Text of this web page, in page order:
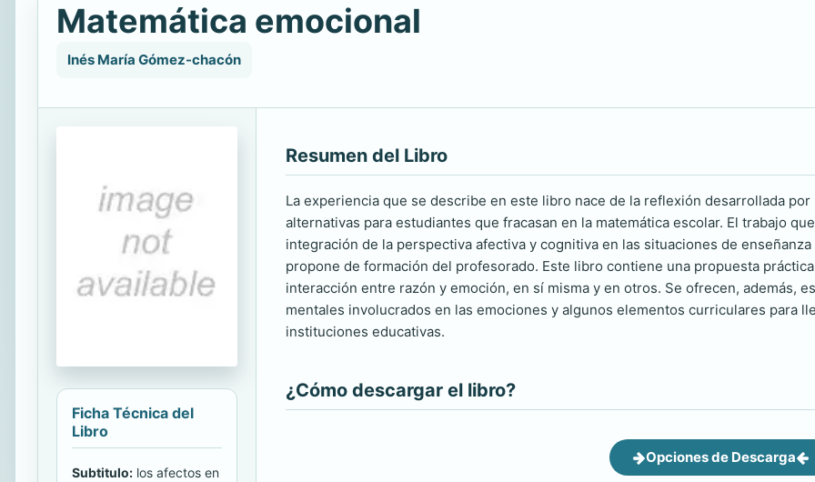
Matemática emocional
Inés María Gómez-chacón
Ficha Técnica del
Libro
Subtitulo: los afectos en
Resumen del Libro
La experiencia que se describe en este libro nace de la reflexión desarrollada
alternativas para estudiantes que fracasan en la matemática escolar. El trabajo
integración de la perspectiva afectiva y cognitiva en las situaciones de
propone de formación del profesorado. Este libro contiene una propuesta
interacción entre razón y emoción, en sí misma y en otros. Se ofrecen, además,
mentales involucrados en las emociones y algunos elementos curriculares para
instituciones educativas.
¿Cómo descargar el libro?
Opciones de Descarga